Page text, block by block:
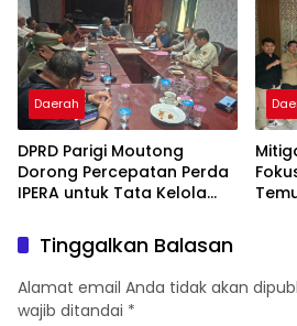
Daerah
DPRD Parigi Moutong
Dorong Percepatan Perda
IPERA untuk Tata Kelola
Tinggalkan Balasan
Alamat email Anda tidak akan
wajib ditandai *